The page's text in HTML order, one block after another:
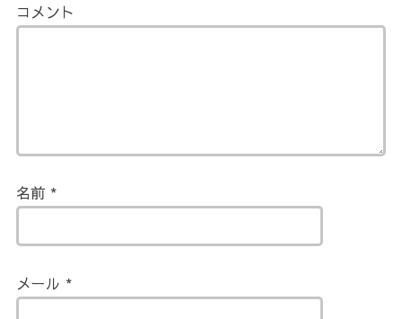
コメント
名前 *
メール *